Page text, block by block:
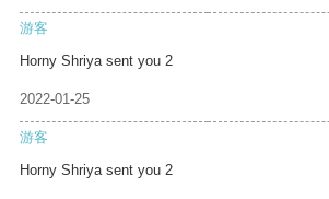
游客
Horny Shriya sent you 2
2022-01-25
游客
Horny Shriya sent you 2